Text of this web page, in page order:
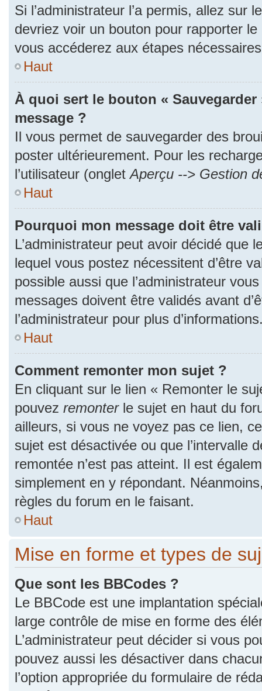
Si l’administrateur l’a permis, allez sur
devriez voir un bouton pour rapporter
vous accéderez aux étapes
Haut
À quoi sert le bouton «
message ?
Il vous permet de sauvegarder des
poster ultérieurement. Pour les
l’utilisateur (ongletAperçu --> Gestion
Haut
Pourquoi mon message doit être
L’administrateur peut avoir décidé que
lequel vous postez nécessitent d’être
possible aussi que l’administrateur
messages doivent être validés avant
l’administrateur pour plus
Haut
Comment remonter mon sujet ?
En cliquant sur le lien « Remonter le
pouvez remonterle sujet en haut du
ailleurs, si vous ne voyez pas ce lien,
sujet est désactivée ou que l’intervalle
remontée n’est pas atteint. Il est
simplement en y répondant.
règles du forum en le faisant.
Haut
Mise en forme et types de
Que sont les BBCodes ?
Le BBCode est une implantation
large contrôle de mise en forme des
L’administrateur peut décider si vous
pouvez aussi les désactiver dans
l’option appropriée du formulaire de